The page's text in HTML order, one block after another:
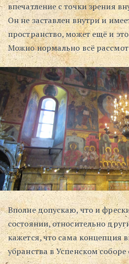
впечатление с точки зрения
Он не заставлен внутри и
пространство, может ещё и
Можно нормально всё
Вполне допускаю, что и
состоянии, относительно
кажется, что сама концепция
убранства в Успенском